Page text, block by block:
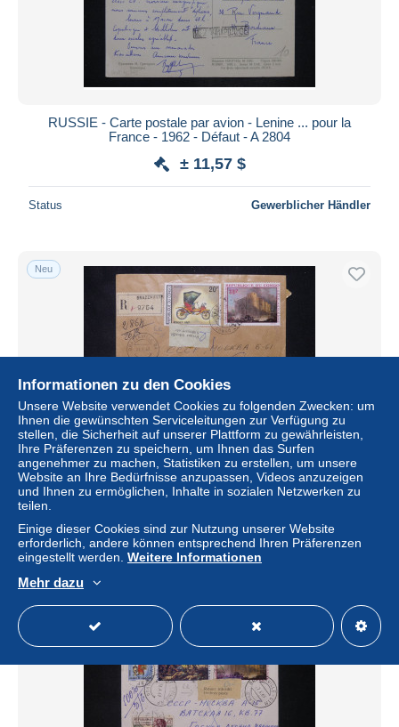
RUSSIE - Carte postale par avion - Lenine ... pour la
France - 1962 - Défaut - A 2804
± 11,57 $
Status Gewerblicher Händler
Neu
RUSSIE (époque URSS) - Lettre reco Congo > Moscou -
Etiquette Retour interdit TP - Voir dos - 1969 - RARE - A
3308
Status
Informationen zu den Cookies
Unsere Website verwendet Cookies zu folgenden Zwecken: um
Ihnen die gewünschten Serviceleitungen zur Verfügung zu
stellen, die Sicherheit auf unserer Plattform zu gewährleisten,
Ihre Präferenzen zu speichern, um Ihnen das Surfen
angenehmer zu machen, Statistiken zu erstellen, um unsere
Website an Ihre Bedürfnisse anzupassen, Videos anzuzeigen
und Ihnen zu ermöglichen, Inhalte in sozialen Netzwerken zu
teilen.
Einige dieser Cookies sind zur Nutzung unserer Website
erforderlich, andere können entsprechend Ihren Präferenzen
eingestellt werden. Weitere Informationen
Mehr dazu